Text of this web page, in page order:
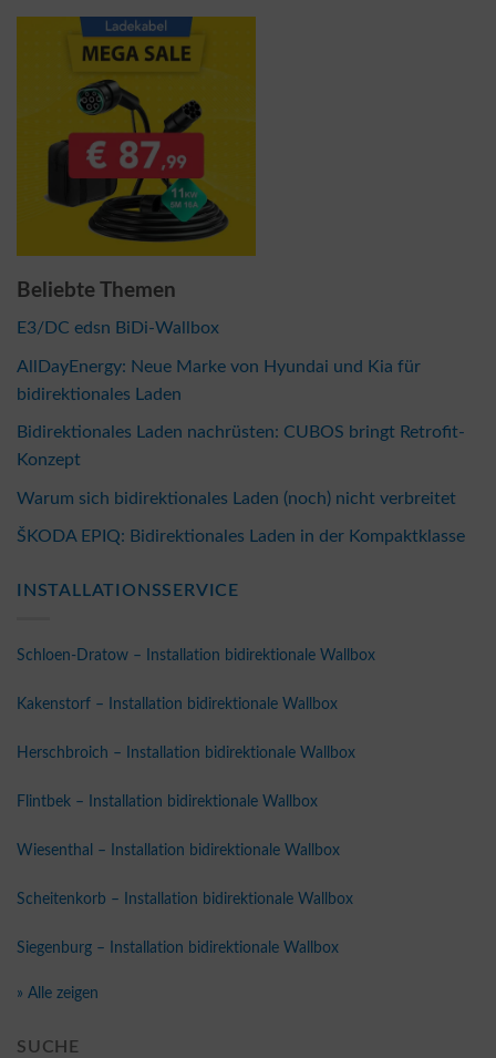
Beliebte Themen
E3/DC edsn BiDi-Wallbox
AllDayEnergy: Neue Marke von Hyundai und Kia für
bidirektionales Laden
Bidirektionales Laden nachrüsten: CUBOS bringt Retrofit-
Konzept
Warum sich bidirektionales Laden (noch) nicht verbreitet
ŠKODA EPIQ: Bidirektionales Laden in der Kompaktklasse
INSTALLATIONSSERVICE
Schloen-Dratow – Installation bidirektionale Wallbox
Kakenstorf – Installation bidirektionale Wallbox
Herschbroich – Installation bidirektionale Wallbox
Flintbek – Installation bidirektionale Wallbox
Wiesenthal – Installation bidirektionale Wallbox
Scheitenkorb – Installation bidirektionale Wallbox
Siegenburg – Installation bidirektionale Wallbox
» Alle zeigen
SUCHE